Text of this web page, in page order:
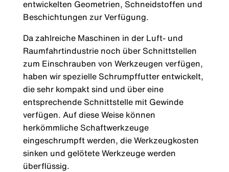
entwickelten Geometrien, Schneidstoffen und
Beschichtungen zur Verfügung.
Da zahlreiche Maschinen in der Luft- und
Raumfahrtindustrie noch über Schnittstellen
zum Einschrauben von Werkzeugen verfügen,
haben wir spezielle Schrumpffutter entwickelt,
die sehr kompakt sind und über eine
entsprechende Schnittstelle mit Gewinde
verfügen. Auf diese Weise können
herkömmliche Schaftwerkzeuge
eingeschrumpft werden, die Werkzeugkosten
sinken und gelötete Werkzeuge werden
überflüssig.